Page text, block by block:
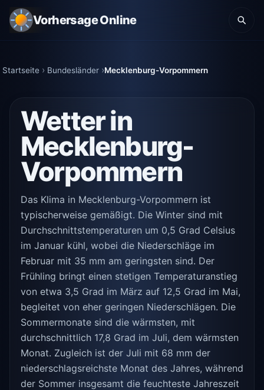
Vorhersage Online
Startseite Bundesländer Mecklenburg-Vorpommern
Wetter in
Mecklenburg-
Vorpommern
Das Klima in Mecklenburg-Vorpommern ist
typischerweise gemäßigt. Die Winter sind mit
Durchschnittstemperaturen um 0,5 Grad Celsius
im Januar kühl, wobei die Niederschläge im
Februar mit 35 mm am geringsten sind. Der
Frühling bringt einen stetigen Temperaturanstieg
von etwa 3,5 Grad im März auf 12,5 Grad im Mai,
begleitet von eher geringen Niederschlägen. Die
Sommermonate sind die wärmsten, mit
durchschnittlich 17,8 Grad im Juli, dem wärmsten
Monat. Zugleich ist der Juli mit 68 mm der
niederschlagsreichste Monat des Jahres, während
der Sommer insgesamt die feuchteste Jahreszeit